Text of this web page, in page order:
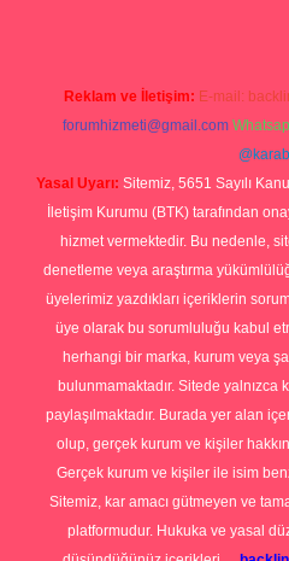
Reklam ve İletişim: E-mail:
forumhizmeti@gmail.com
Yasal Uyarı: Sitemiz, 5651 Sayılı
İletişim Kurumu (BTK) tarafından
hizmet vermektedir. Bu nedenle,
denetleme veya araştırma
üyelerimiz yazdıkları içeriklerin
üye olarak bu sorumluluğu kabul
herhangi bir marka, kurum veya
bulunmamaktadır. Sitede yalnızca
paylaşılmaktadır. Burada yer alan
olup, gerçek kurum ve kişiler
Gerçek kurum ve kişiler ile isim
Sitemiz, kar amacı gütmeyen ve
platformudur. Hukuka ve yasal